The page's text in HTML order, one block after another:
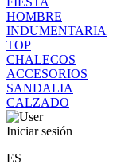
HOMBRE
INDUMENTARIA
TOP
CHALECOS
ACCESORIOS
SANDALIA
CALZADO
Iniciar sesión
ES